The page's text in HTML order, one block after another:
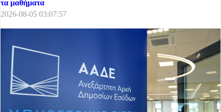
τα μαθήματα
2026-08-05 03:07:57